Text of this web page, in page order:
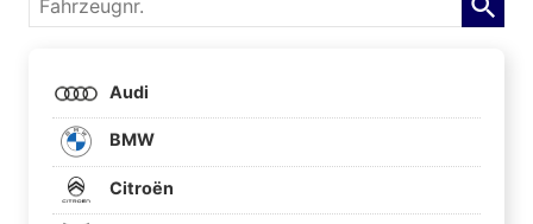
Audi
BMW
Citroën